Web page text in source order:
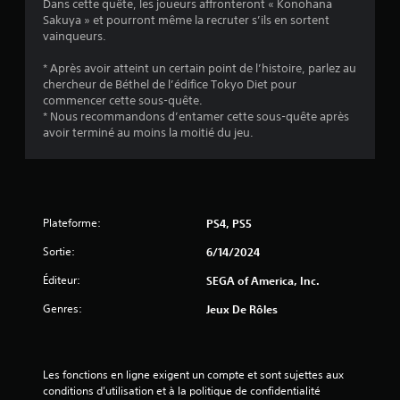
u
Dans cette quête, les joueurs affronteront « Konohana
Sakuya » et pourront même la recruter s’ils en sortent
vainqueurs.
* Après avoir atteint un certain point de l’histoire, parlez au
chercheur de Béthel de l’édifice Tokyo Diet pour
commencer cette sous-quête.
* Nous recommandons d’entamer cette sous-quête après
avoir terminé au moins la moitié du jeu.
Plateforme: PS4, PS5
Sortie: 6/14/2024
Éditeur: SEGA of America, Inc.
Genres: Jeux De Rôles
Les fonctions en ligne exigent un compte et sont sujettes aux
conditions d’utilisation et à la politique de confidentialité